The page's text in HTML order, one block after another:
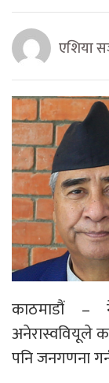
एशिया
काठमाडौं –
अनेरास्ववियूले
पनि जनगणना